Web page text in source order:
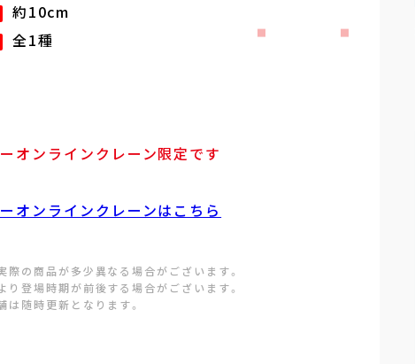
約10cm
全1種
オンラインクレーン限定です
オンラインクレーンはこちら
際の商品が多少異なる場合がございます。
り登場時期が前後する場合がございます。
は随時更新となります。